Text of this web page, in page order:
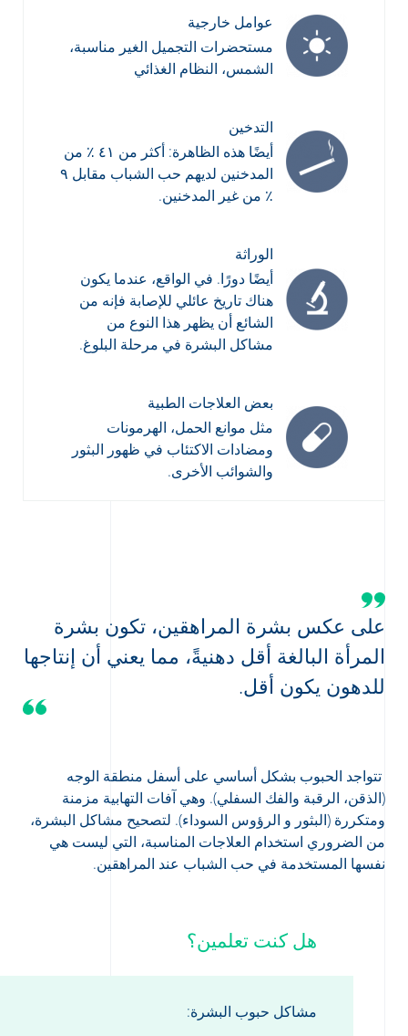
عوامل خارجية
مستحضرات التجميل الغير مناسبة،
الشمس، النظام الغذائي
التدخين
أيضًا هذه الظاهرة: أكثر من ٤١ ٪ من
المدخنين لديهم حب الشباب مقابل ٩
٪ من غير المدخنين.
الوراثة
أيضًا دورًا. في الواقع، عندما يكون
هناك تاريخ عائلي للإصابة فإنه من
الشائع أن يظهر هذا النوع من
مشاكل البشرة في مرحلة البلوغ.
بعض العلاجات الطبية
مثل موانع الحمل، الهرمونات
ومضادات الاكتئاب في ظهور البثور
والشوائب الأخرى.
على عكس بشرة المراهقين، تكون بشرة
المرأة البالغة أقل دهنيةً، مما يعني أن إنتاجها
للدهون يكون أقل.
تتواجد الحبوب بشكل أساسي على أسفل منطقة الوجه
(الذقن، الرقبة والفك السفلي). وهي آفات التهابية مزمنة
ومتكررة (البثور و الرؤوس السوداء). لتصحيح مشاكل البشرة،
من الضروري استخدام العلاجات المناسبة، التي ليست هي
نفسها المستخدمة في حب الشباب عند المراهقين.
هل كنت تعلمين؟
مشاكل حبوب البشرة: